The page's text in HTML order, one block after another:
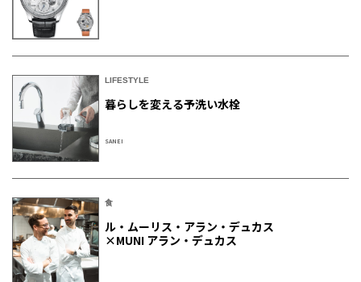
LIFESTYLE
暮らしを変える予洗い水栓
SANEI
食
ル・ムーリス・アラン・デュカス
×MUNI アラン・デュカス